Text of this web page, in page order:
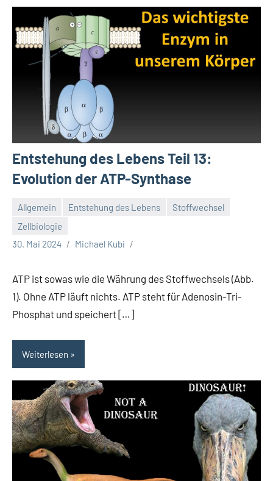
Entstehung des Lebens Teil 13:
Evolution der ATP-Synthase
Allgemein Entstehung des Lebens
Stoffwechsel
Zellbiologie
30. Mai 2024
Michael Kubi
ATP ist sowas wie die Währung des Stoffwechsels (Abb.
1). Ohne ATP läuft nichts. ATP steht für Adenosin-Tri-
Phosphat und speichert […]
Weiterlesen